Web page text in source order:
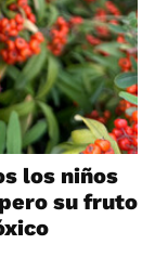
los niños
su fruto